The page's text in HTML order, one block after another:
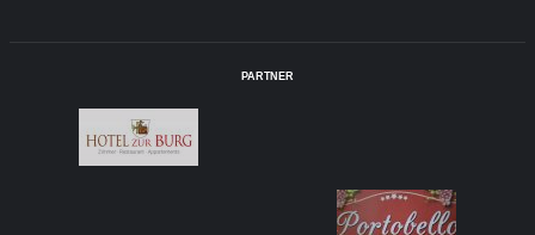
PARTNER